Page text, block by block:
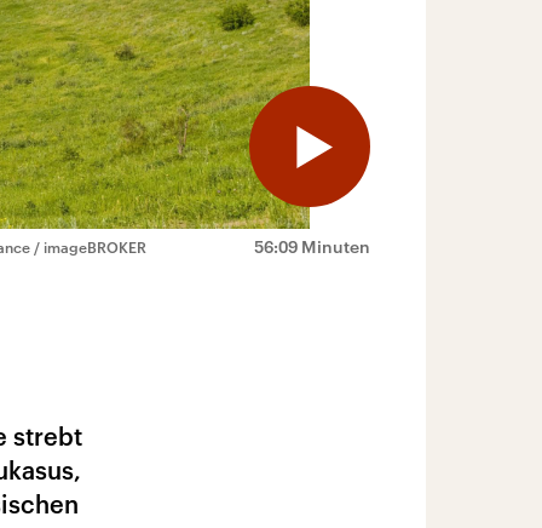
56:09 Minuten
/ imageBROKER
strebt